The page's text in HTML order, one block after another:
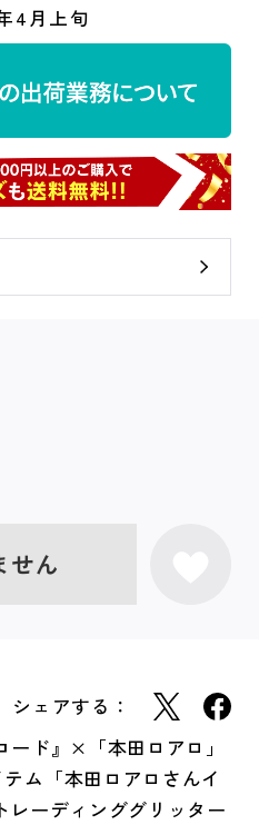
4月上旬
せん
シェアする：
ード』×「本田ロアロ」
ム「本田ロアロさんイ
レーディンググリッター